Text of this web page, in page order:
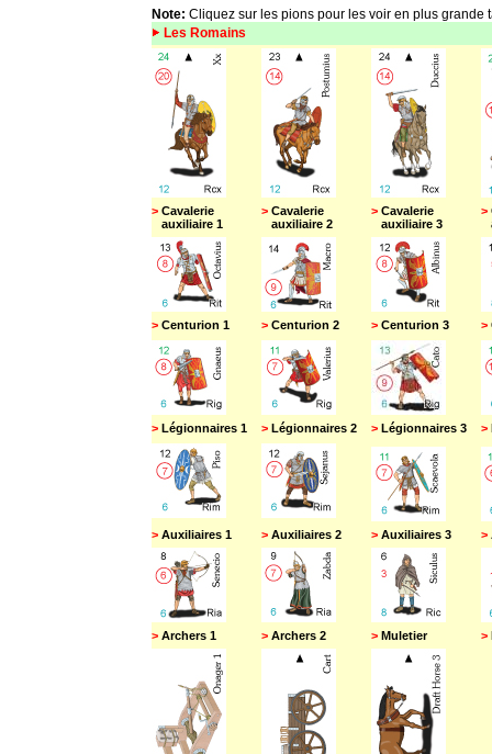
Note: Cliquez sur les pions pour les voir en plus grande
Les Romains
> Cavalerie
auxiliaire 1
> Cavalerie
auxiliaire 2
> Cavalerie
auxiliaire 3
>
> Centurion 1 > Centurion 2 > Centurion 3 >
> Légionnaires 1 > Légionnaires 2 > Légionnaires 3 >
> Auxiliaires 1 > Auxiliaires 2 > Auxiliaires 3 >
> Archers 1 > Archers 2 > Muletier >